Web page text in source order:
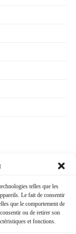
telles que les
Le fait de consentir
que le comportement de
ou de retirer son
et fonctions.